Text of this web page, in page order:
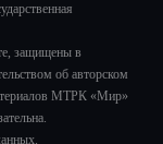
защищены в
об авторском
МТРК «Мир»